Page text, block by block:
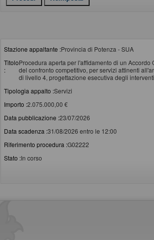
Stazione appaltante :Provincia di Potenza - SUA
Titolo
:
Procedura aperta per l'affidamento di un
del confronto competitivo, per servizi attinenti
di livello 4, progettazione esecutiva degli
Tipologia appalto :Servizi
Importo :2.075.000,00 €
Data pubblicazione :23/07/2026
Data scadenza :31/08/2026 entro le 12:00
Riferimento procedura :G02222
Stato :In corso